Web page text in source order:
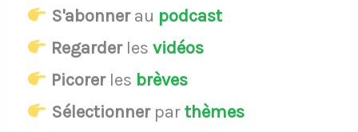
S'abonnerau podcast
Regarderles vidéos
Picorerles brèves
Sélectionnerparthèmes